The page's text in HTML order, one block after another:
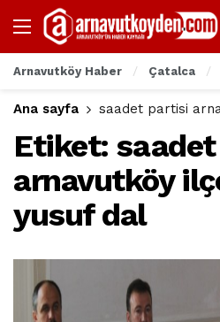
Arnavutköy Haber Çatalca
Ana sayfa saadet partisi
Etiket:
arnavutköy
yusuf dal